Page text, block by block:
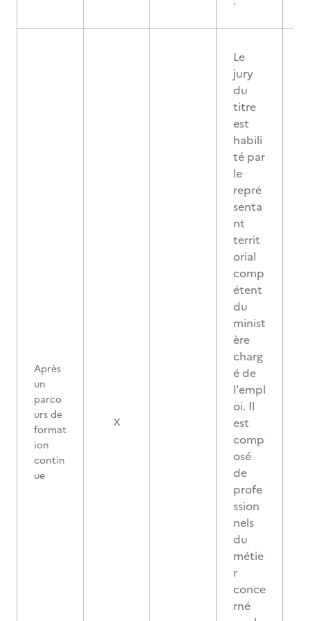
Après
un
parco
urs de
format
ion
contin
ue
X
Le
jury
du
titre
est
habili
té par
le
repré
senta
nt
territ
orial
comp
étent
du
minist
ère
charg
é de
l'empl
oi. Il
est
comp
osé
de
profe
ssion
nels
du
métie
r
conce
rné